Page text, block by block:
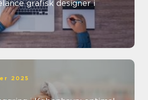
grafisk designer i
2025